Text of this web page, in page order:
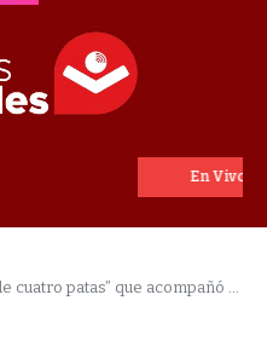
el desbloqueo entre Parotani y Llavini y se ganó el cariño de los efectivos